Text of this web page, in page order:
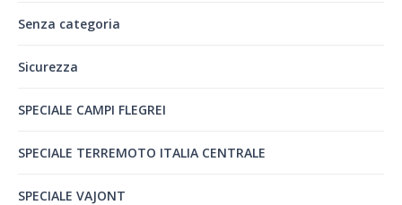
Senza categoria
Sicurezza
SPECIALE CAMPI FLEGREI
SPECIALE TERREMOTO ITALIA CENTRALE
SPECIALE VAJONT